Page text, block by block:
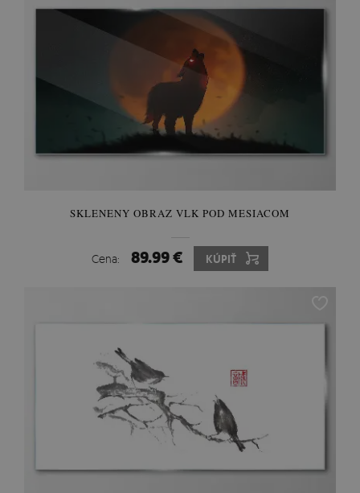
SKLENENY OBRAZ VLK POD MESIACOM
Cena: 89.99 € KÚPIŤ